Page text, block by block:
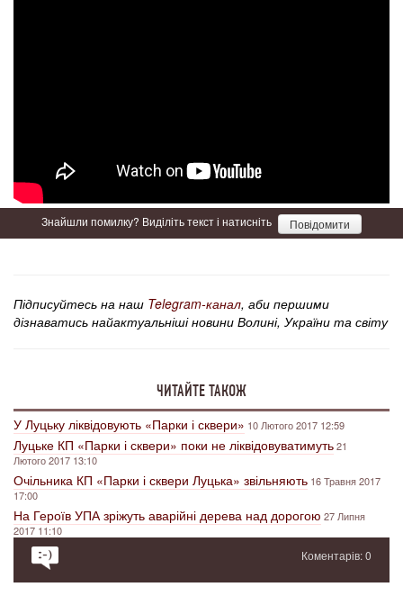
Знайшли помилку? Виділіть текст і натисніть Повідомити
Підписуйтесь на наш Telegram-канал, аби першими
дізнаватись найактуальніші новини Волині, України та світу
ЧИТАЙТЕ ТАКОЖ
У Луцьку ліквідовують «Парки і сквери» 10 Лютого 2017 12:59
Луцьке КП «Парки і сквери» поки не ліквідовуватимуть21
Лютого 2017 13:10
Очільника КП «Парки і сквери Луцька» звільняють 16 Травня 2017
17:00
На Героїв УПА зріжуть аварійні дерева над дорогою 27 Липня
2017 11:10
Коментарів: 0